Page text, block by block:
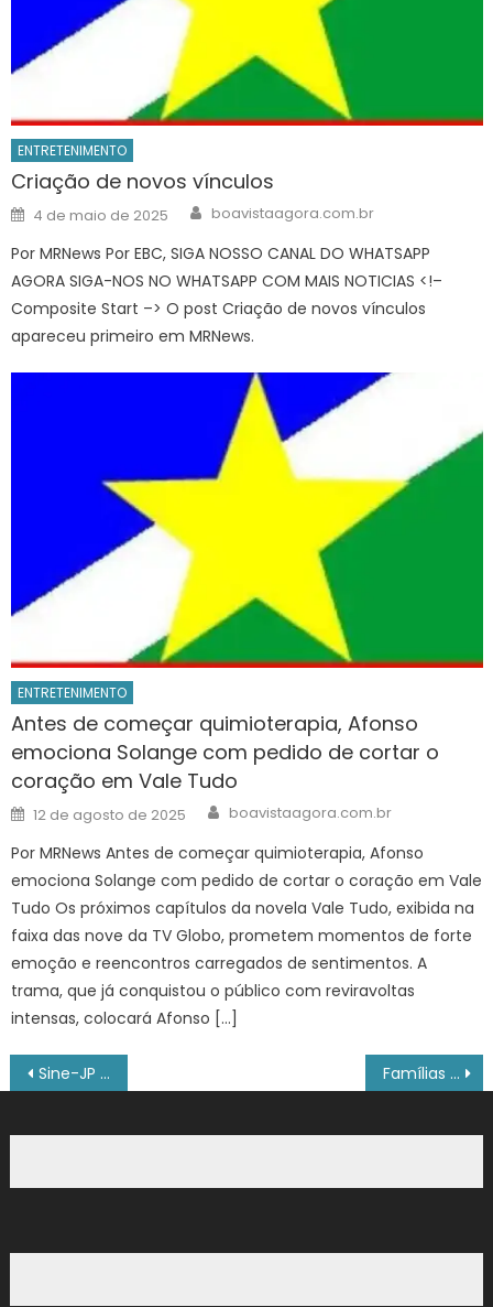
ENTRETENIMENTO
Criação de novos vínculos
Posted
on
4 de maio de 2025 Author
boavistaagora.com.br
Por MRNews Por EBC, SIGA NOSSO CANAL DO WHATSAPP
AGORA SIGA-NOS NO WHATSAPP COM MAIS NOTICIAS <!–
Composite Start –> O post Criação de novos vínculos
apareceu primeiro em MRNews.
ENTRETENIMENTO
Antes de começar quimioterapia, Afonso
emociona Solange com pedido de cortar o
coração em Vale Tudo
Posted
on
12 de agosto de 2025 Author
boavistaagora.com.br
Por MRNews Antes de começar quimioterapia, Afonso
emociona Solange com pedido de cortar o coração em Vale
Tudo Os próximos capítulos da novela Vale Tudo, exibida na
faixa das nove da TV Globo, prometem momentos de forte
emoção e reencontros carregados de sentimentos. A
trama, que já conquistou o público com reviravoltas
intensas, colocará Afonso […]
Navegação
de
Post
Sine-JP oferta 746 vagas de emprego a partir desta segunda-feira Famílias se conectam com a natureza no Avoando SFX